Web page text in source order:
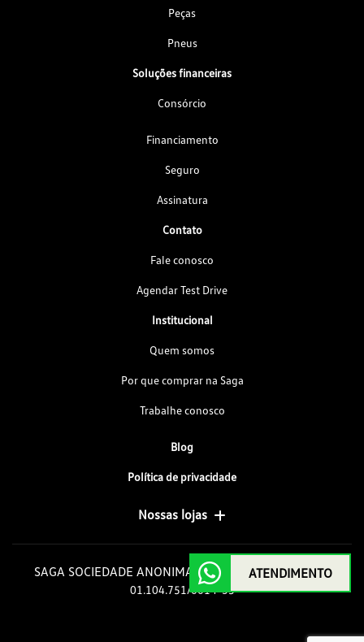
Peças
Pneus
Soluções financeiras
Consórcio
Financiamento
Seguro
Assinatura
Contato
Fale conosco
Agendar Test Drive
Institucional
Quem somos
Por que comprar na Saga
Trabalhe conosco
Blog
Política de privacidade
Nossas lojas
SAGA SOCIEDADE ANONIMA GOIAS DE AUTOMOVEIS
01.104.751/0014-35
ATENDIMENTO